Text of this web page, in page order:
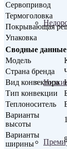
Сервопривод
Термоголовка
Покрывающая
Упаковка
Сводные
Модель
Страна бренда
Вид конвектора
Тип конвекции
Теплоноситель
Варианты
высоты
Варианты
ширины